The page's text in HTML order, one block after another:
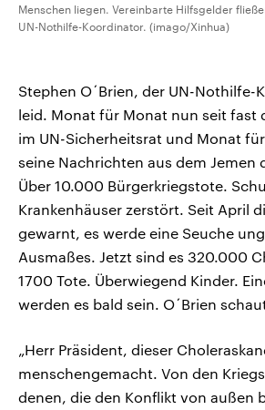
Menschen liegen. Vereinbarte Hilfsgelder
UN-Nothilfe-Koordinator. (imago/Xinhua)
Stephen O´Brien, der UN-Nothilfe-
leid. Monat für Monat nun seit fast
im UN-Sicherheitsrat und Monat
seine Nachrichten aus dem Jemen
Über 10.000 Bürgerkriegstote.
Krankenhäuser zerstört. Seit April
gewarnt, es werde eine Seuche
Ausmaßes. Jetzt sind es 320.000
1700 Tote. Überwiegend Kinder.
werden es bald sein. O´Brien
„Herr Präsident, dieser
menschengemacht. Von den
denen, die den Konflikt von außen